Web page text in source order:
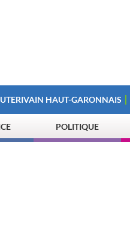
HAUT-GARONNAIS
POLITIQUE